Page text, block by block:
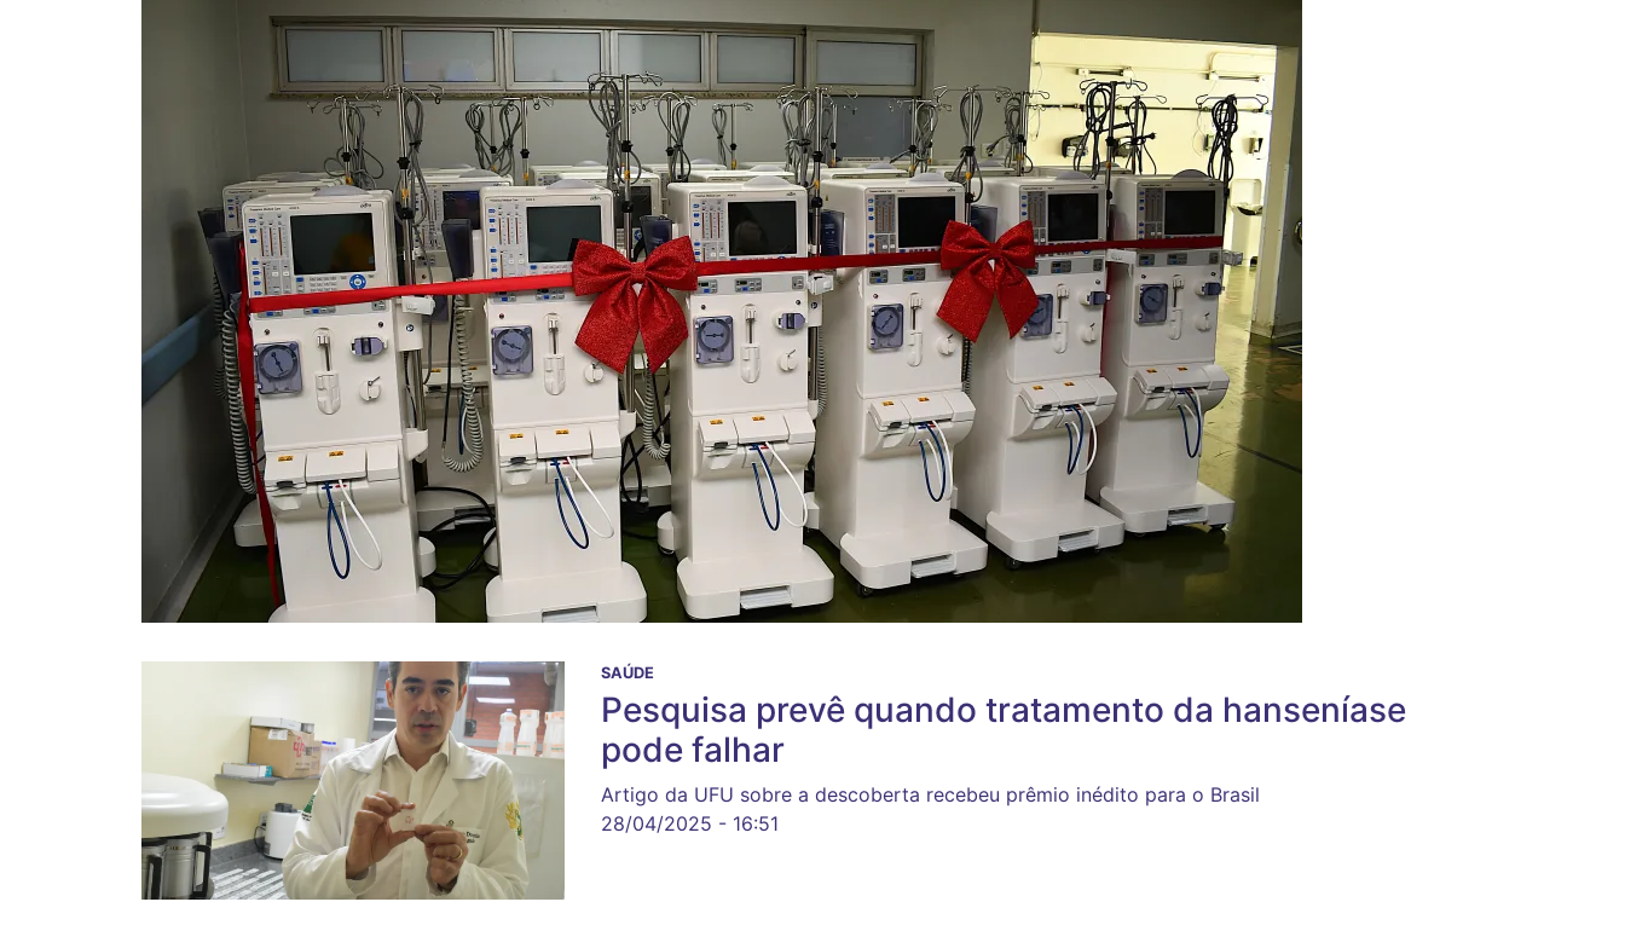
SAÚDE
Pesquisa prevê quando tratamento da hanseníase
pode falhar
Artigo da UFU sobre a descoberta recebeu prêmio inédito para o Brasil
28/04/2025 - 16:51